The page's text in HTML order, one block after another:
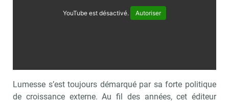
YouTube est désactivé. Autoriser
Lumesse s’est toujours démarqué par sa forte politique
de croissance externe. Au fil des années, cet éditeur